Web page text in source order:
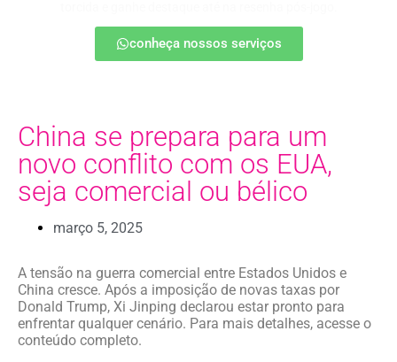
conheça nossos serviços
China se prepara para um
novo conflito com os EUA,
seja comercial ou bélico
março 5, 2025
A tensão na guerra comercial entre Estados Unidos e
China cresce. Após a imposição de novas taxas por
Donald Trump, Xi Jinping declarou estar pronto para
enfrentar qualquer cenário. Para mais detalhes, acesse o
conteúdo completo.